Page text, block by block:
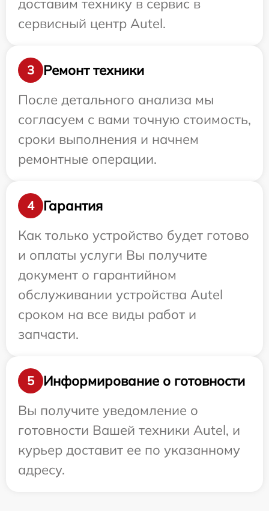
доставим технику в сервис в
сервисный центр Autel.
3
Ремонт техники
После детального анализа мы
согласуем с вами точную стоимость,
сроки выполнения и начнем
ремонтные операции.
4
Гарантия
Как только устройство будет готово
и оплаты услуги Вы получите
документ о гарантийном
обслуживании устройства Autel
сроком на все виды работ и
запчасти.
5
Информирование о готовности
Вы получите уведомление о
готовности Вашей техники Autel, и
курьер доставит ее по указанному
адресу.